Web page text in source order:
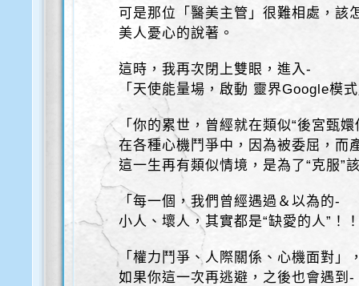
可是那位「醫美主管」很難相處，該
美人憂心的說著。
這時，我再次閉上雙眼，進入-
「天使能量場，啟動 靈界Google模
「你的累世，曾經就在類似“後宮甄
在各種心機鬥爭中，因為被委屈，而
這一生再有類似情境，是為了“克服”
「每一個，我們曾經遇過＆以為的-
小人、壞人，其實都是“缺愛的人”！
「權力鬥爭、人際關係、心機面對」
如果你這一次再逃避，之後也會遇到-